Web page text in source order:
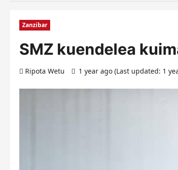
Zanzibar
SMZ kuendelea
Ripota Wetu 1 year ago (Last updated: 1